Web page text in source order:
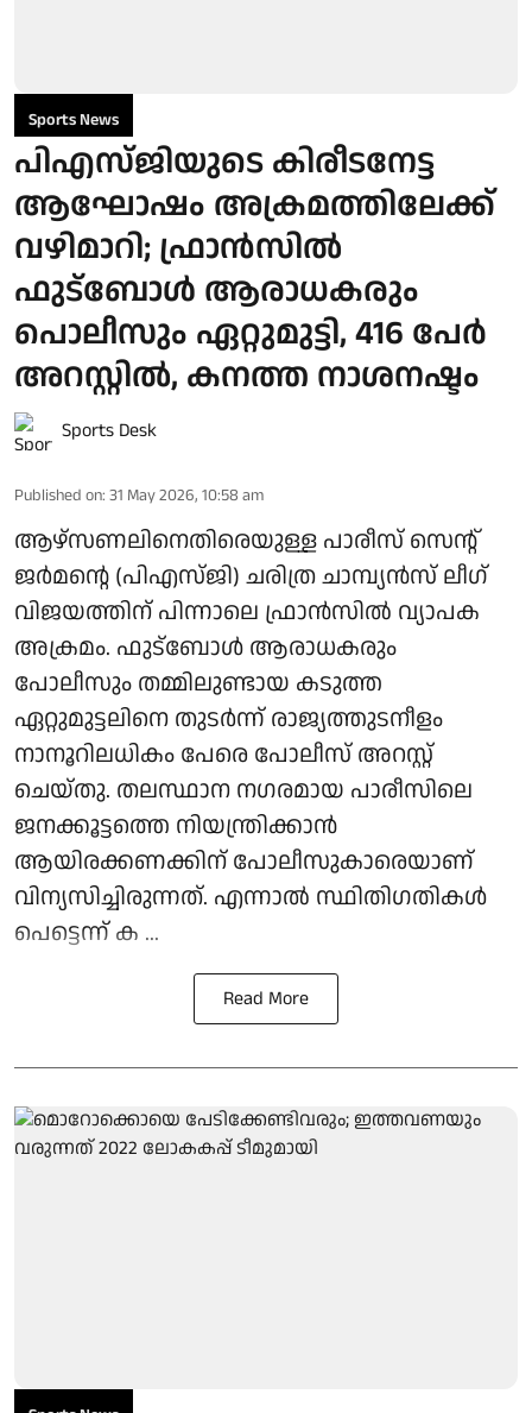
Sports News
പിഎസ്ജിയുടെ കിരീടനേട്ട
ആഘോഷം അക്രമത്തിലേക്ക്
വഴിമാറി; ഫ്രാന്‍സില്‍
ഫുട്‌ബോള്‍ ആരാധകരും
പൊലീസും ഏറ്റുമുട്ടി, 416 പേര്‍
അറസ്റ്റില്‍, കനത്ത നാശനഷ്ടം
Sports Desk
Published on: 31 May 2026, 10:58 am
ആഴ്‌സണലിനെതിരെയുള്ള പാരീസ് സെന്റ്
ജര്‍മന്റെ (പിഎസ്ജി) ചരിത്ര ചാമ്പ്യന്‍സ് ലീഗ്
വിജയത്തിന് പിന്നാലെ ഫ്രാന്‍സില്‍ വ്യാപക
അക്രമം. ഫുട്‌ബോള്‍ ആരാധകരും
പോലീസും തമ്മിലുണ്ടായ കടുത്ത
ഏറ്റുമുട്ടലിനെ തുടര്‍ന്ന് രാജ്യത്തുടനീളം
നാനൂറിലധികം പേരെ പോലീസ് അറസ്റ്റ്
ചെയ്തു. തലസ്ഥാന നഗരമായ പാരീസിലെ
ജനക്കൂട്ടത്തെ നിയന്ത്രിക്കാന്‍
ആയിരക്കണക്കിന് പോലീസുകാരെയാണ്
വിന്യസിച്ചിരുന്നത്. എന്നാല്‍ സ്ഥിതിഗതികള്‍
പെട്ടെന്ന് ക ...
Read More